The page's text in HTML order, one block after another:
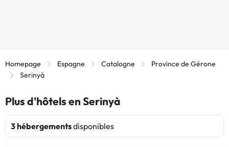
Homepage Espagne Catalogne
Province de Gérone
Serinyà
Plus d'hôtels en Serinyà
3 hébergementsdisponibles